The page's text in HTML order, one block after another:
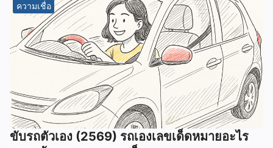
ความเชื่อ
ขับรถตัวเอง (2569) รถเองเลขเด็ดหมายอะไร